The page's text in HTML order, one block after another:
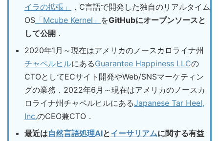
イラの拡張」
，C言語で開発した独自のリアルタイム
OS 「Mcube Kernel」 をGitHubにオープンソースと
して公開 ．
2020年1月～現在はアメリカのノースカロライナ州
チャペルヒルにあるGuarantee Happiness LLCの
CTOとしてECサイト開発やWeb/SNSマーケティン
グの業務．2022年6月～現在はアメリカのノースカ
ロライナ州チャペルヒルにあるJapanese Tar Heel,
Inc.のCEO兼CTO．
最近は自然言語処理AIとイーサリアムに関する有益